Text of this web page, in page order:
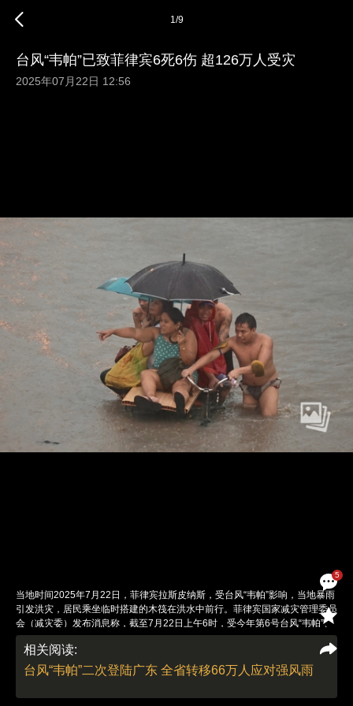
5
1/9
台风“韦帕”已致菲律宾6死6伤 超126万人受灾
2025年07月22日 12:56
当地时间2025年7月22日，菲律宾拉斯皮纳斯，受台风“韦帕”影响，当地暴雨
引发洪灾，居民乘坐临时搭建的木筏在洪水中前行。菲律宾国家减灾管理委员
会（减灾委）发布消息称，截至7月22日上午6时，受今年第6号台风“韦帕”、
西南季风和新生成低压区等综合天气系统的影响，菲律宾已经有6人死亡、6
人失踪，受灾人口超过126万。图：IC photo
责任编辑：刘青 翁倩 | 版面编辑：刘青
相关阅读:
台风“韦帕”二次登陆广东 全省转移66万人应对强风雨